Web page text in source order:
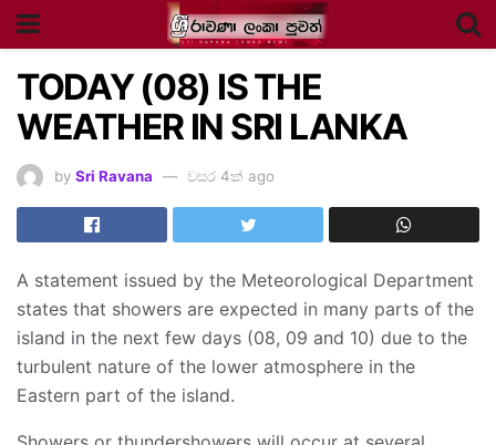
TODAY (08) IS THE
WEATHER IN SRI LANKA
by Sri Ravana වසර 4ක් ago
A statement issued by the Meteorological Department
states that showers are expected in many parts of the
island in the next few days (08, 09 and 10) due to the
turbulent nature of the lower atmosphere in the
Eastern part of the island.